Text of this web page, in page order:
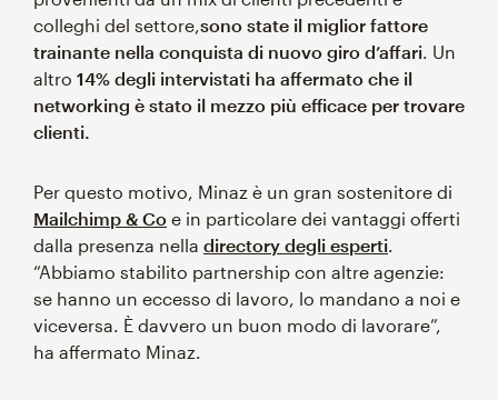
colleghi del settore,sono state il miglior fattore
trainante nella conquista di nuovo giro d’affari. Un
altro 14% degli intervistati ha affermato che il
networking è stato il mezzo più efficace per trovare
clienti.
Per questo motivo, Minaz è un gran sostenitore di
Mailchimp & Co e in particolare dei vantaggi offerti
dalla presenza nella directory degli esperti.
“Abbiamo stabilito partnership con altre agenzie:
se hanno un eccesso di lavoro, lo mandano a noi e
viceversa. È davvero un buon modo di lavorare”,
ha affermato Minaz.